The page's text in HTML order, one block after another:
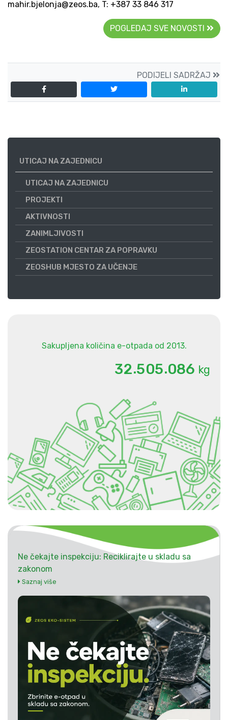
mahir.bjelonja@zeos.ba, T: +387 33 846 317
POGLEDAJ SVE NOVOSTI
PODIJELI SADRŽAJ
UTICAJ NA ZAJEDNICU
UTICAJ NA ZAJEDNICU
PROJEKTI
AKTIVNOSTI
ZANIMLJIVOSTI
ZEOSTATION CENTAR ZA POPRAVKU
ZEOSHUB MJESTO ZA UČENJE
Sakupljena količina e-otpada od 2013.
32.505.086 kg
Ne čekajte inspekciju: Reciklirajte u skladu sa
zakonom
Saznaj više